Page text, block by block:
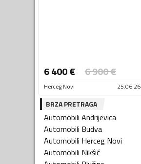
6 400€ 6 900€
Herceg Novi 25.06.26
BRZA PRETRAGA
Automobili Andrijevica
Automobili Budva
Automobili Herceg Novi
Automobili Nikšić